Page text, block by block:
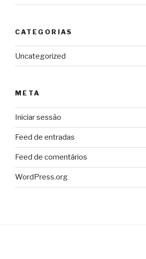
CATEGORIAS
Uncategorized
META
Iniciar sessão
Feed de entradas
Feed de comentários
WordPress.org